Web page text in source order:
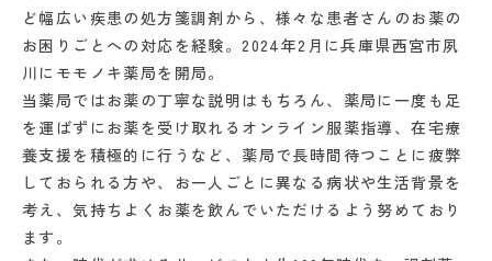
ど幅広い疾患の処方箋調剤から、様々な患者さんのお薬の
お困りごとへの対応を経験。2024年2月に兵庫県西宮市夙
川にモモノキ薬局を開局。
当薬局ではお薬の丁寧な説明はもちろん、薬局に一度も足
を運ばずにお薬を受け取れるオンライン服薬指導、在宅療
養支援を積極的に行うなど、薬局で長時間待つことに疲弊
しておられる方や、お一人ごとに異なる病状や生活背景を
考え、気持ちよくお薬を飲んでいただけるよう努めており
ます。